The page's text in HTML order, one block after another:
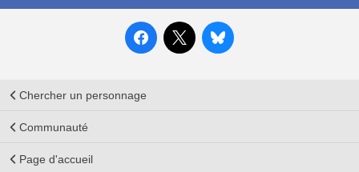
Chercher un personnage
Communauté
Page d'accueil